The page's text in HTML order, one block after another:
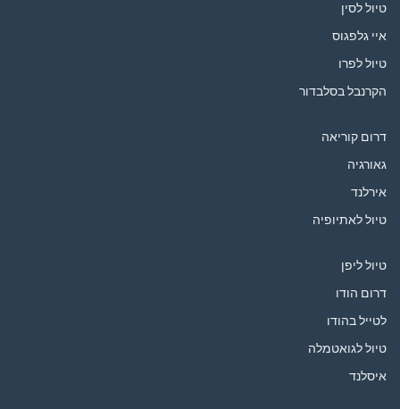
טיול לסין
איי גלפגוס
טיול לפרו
הקרנבל בסלבדור
דרום קוריאה
גאורגיה
אירלנד
טיול לאתיופיה
טיול ליפן
דרום הודו
לטייל בהודו
טיול לגואטמלה
איסלנד